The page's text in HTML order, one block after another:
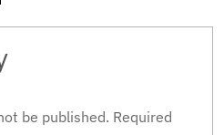
be published. Required